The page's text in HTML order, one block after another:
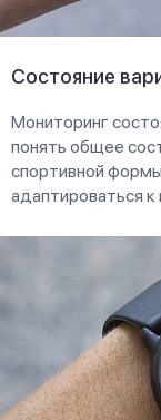
Состояние
Мониторинг
понять общее
спортивной
адаптироваться к